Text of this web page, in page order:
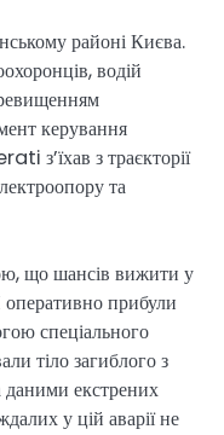
районі Києва.
водій
керування
з’їхав з траєкторії
та
що шансів вижити у
прибули
спеціального
тіло загиблого з
даними екстрених
у цій аварії не